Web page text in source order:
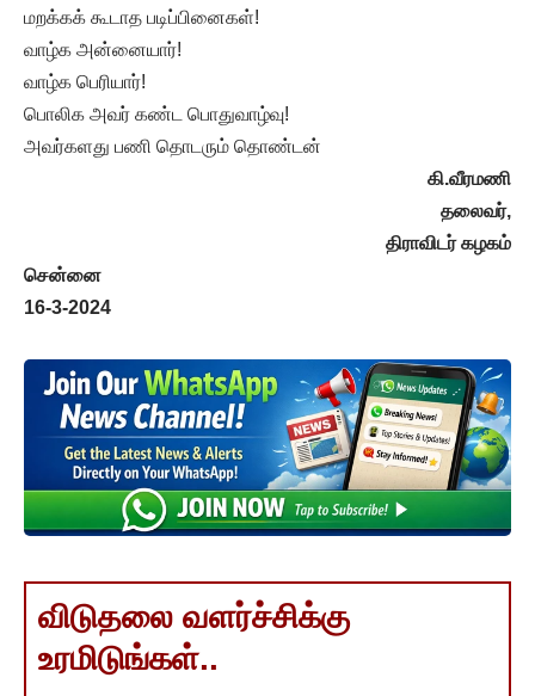
மறக்கக் கூடாத படிப்பினைகள்!
வாழ்க அன்னையார்!
வாழ்க பெரியார்!
பொலிக அவர் கண்ட பொதுவாழ்வு!
அவர்களது பணி தொடரும் தொண்டன்
கி.வீரமணி
தலைவர்,
திராவிடர் கழகம்
சென்னை
16-3-2024
விடுதலை வளர்ச்சிக்கு
உரமிடுங்கள்..